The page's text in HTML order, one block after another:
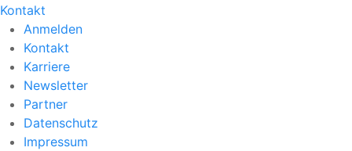
Kontakt
Anmelden
Kontakt
Karriere
Newsletter
Partner
Datenschutz
Impressum